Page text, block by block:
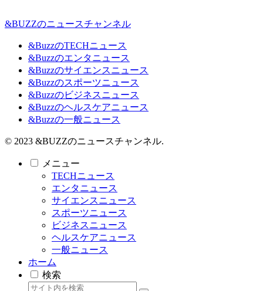
&BUZZのニュースチャンネル
&BuzzのTECHニュース
&Buzzのエンタニュース
&Buzzのサイエンスニュース
&Buzzのスポーツニュース
&Buzzのビジネスニュース
&Buzzのヘルスケアニュース
&Buzzの一般ニュース
© 2023 &BUZZのニュースチャンネル.
メニュー
TECHニュース
エンタニュース
サイエンスニュース
スポーツニュース
ビジネスニュース
ヘルスケアニュース
一般ニュース
ホーム
検索